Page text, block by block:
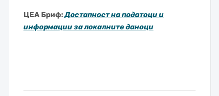
ЦЕА Бриф:Достапност на податоци и
информации за локалните даноци